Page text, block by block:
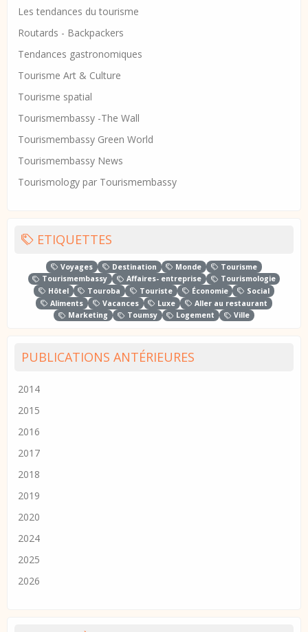
Les tendances du tourisme
Routards - Backpackers
Tendances gastronomiques
Tourisme Art & Culture
Tourisme spatial
Tourismembassy -The Wall
Tourismembassy Green World
Tourismembassy News
Tourismology par Tourismembassy
ETIQUETTES
Voyages Destination Monde
Tourisme
Tourismembassy
Affaires- entreprise
Tourismologie
Hôtel
Touroba Touriste Économie
Social
Aliments
Vacances Luxe
Aller au restaurant
Marketing
Toumsy Logement Ville
PUBLICATIONS ANTÉRIEURES
2014
2015
2016
2017
2018
2019
2020
2024
2025
2026